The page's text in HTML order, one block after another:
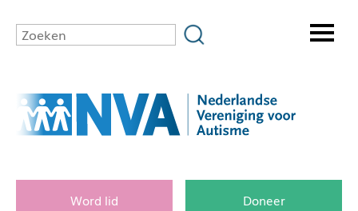
Word lid Doneer